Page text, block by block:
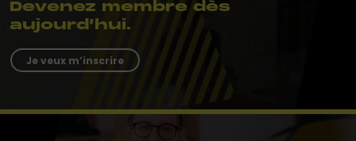
Devenez membre dès
aujourd’hui.
Je veux m’inscrire